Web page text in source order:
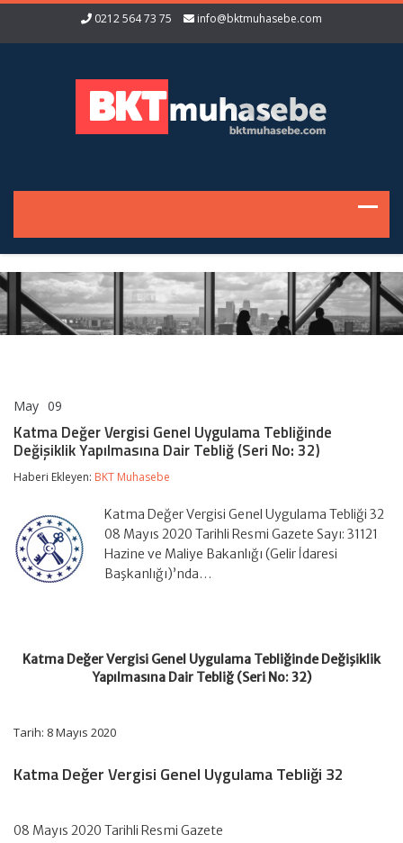
0212 564 73 75 info@bktmuhasebe.com
May 09
Vergisi
Genel
Tebliğinde
Yapılmasına
Tebliğ
(Seri
Katma Değer Vergisi Genel Uygulama Tebliğinde
Değişiklik Yapılmasına Dair Tebliğ (Seri No: 32)
Haberi Ekleyen: BKT Muhasebe
Katma Değer Vergisi Genel Uygulama Tebliği 32
08 Mayıs 2020 Tarihli Resmi Gazete Sayı: 31121
Hazine ve Maliye Bakanlığı (Gelir İdaresi
Başkanlığı)’nda…
Katma Değer Vergisi Genel Uygulama Tebliğinde Değişiklik
Yapılmasına Dair Tebliğ (Seri No: 32)
Tarih: 8 Mayıs 2020
Katma Değer Vergisi Genel Uygulama Tebliği 32
08 Mayıs 2020 Tarihli Resmi Gazete